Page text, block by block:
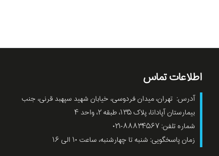
اطلاعات تماس
آدرس: تهران، میدان فردوسی، خیابان شهید سپهبد قرنی، جنب
بیمارستان آپادانا، پلاک ۱۳۵، طبقه ۲، واحد ۴
شماره تلفن: ۸۸۸۳۴۵۶۷-۰۲۱
زمان پاسخگویی: شنبه تا چهارشنبه، ساعت ۱۰ الی ۱۶